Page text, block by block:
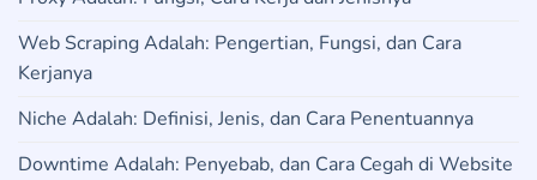
Web Scraping Adalah: Pengertian, Fungsi, dan Cara
Kerjanya
Niche Adalah: Definisi, Jenis, dan Cara Penentuannya
Downtime Adalah: Penyebab, dan Cara Cegah di Website